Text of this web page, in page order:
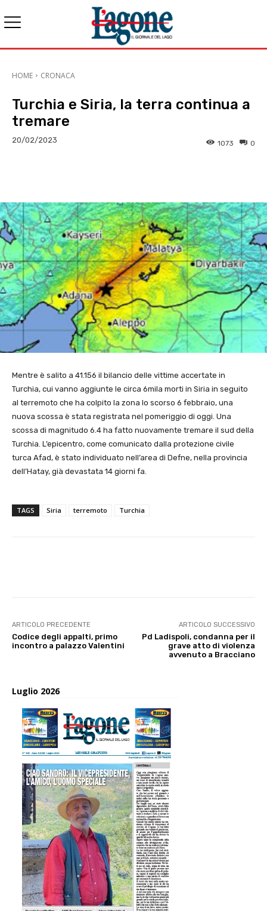
HOME CRONACA
Turchia e Siria, la terra continua a
tremare
20/02/2023 0
1073
Mentre è salito a 41.156 il bilancio delle vittime accertate in
Turchia, cui vanno aggiunte le circa 6mila morti in Siria in seguito
al terremoto che ha colpito la zona lo scorso 6 febbraio, una
nuova scossa è stata registrata nel pomeriggio di oggi. Una
scossa di magnitudo 6.4 ha fatto nuovamente tremare il sud della
Turchia. L’epicentro, come comunicato dalla protezione civile
turca Afad, è stato individuato nell’area di Defne, nella provincia
dell’Hatay, già devastata 14 giorni fa.
TAGS Siria terremoto Turchia
ARTICOLO PRECEDENTE
Codice degli appalti, primo
incontro a palazzo Valentini
ARTICOLO SUCCESSIVO
Pd Ladispoli, condanna per il
grave atto di violenza
avvenuto a Bracciano
Luglio 2026